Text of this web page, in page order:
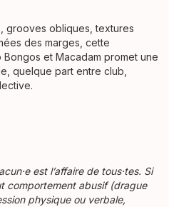
grooves obliques, textures
des marges, cette
et Macadam promet une
quelque part entre club,
est l’affaire de tous·tes. Si
comportement abusif (drague
physique ou verbale,